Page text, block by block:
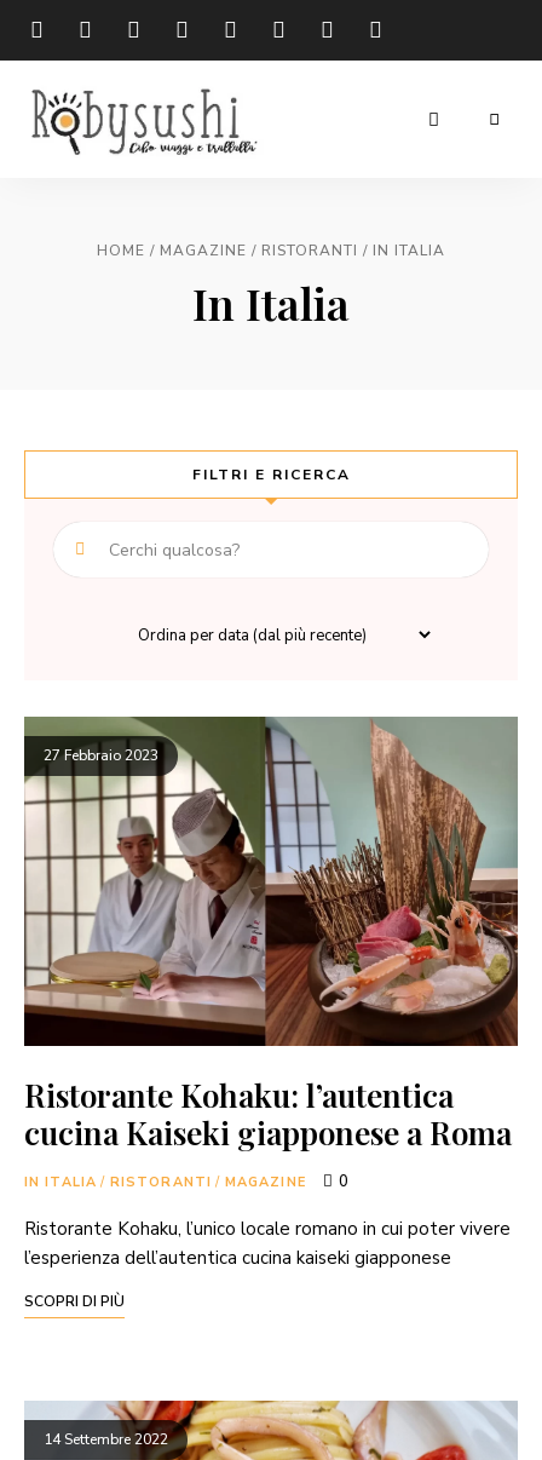
HOME / MAGAZINE / RISTORANTI / IN ITALIA
In Italia
FILTRI E RICERCA
27 Febbraio 2023
Ristorante Kohaku: l’autentica
cucina Kaiseki giapponese a Roma
IN ITALIA / RISTORANTI / MAGAZINE 0
Ristorante Kohaku, l’unico locale romano in cui poter vivere
l’esperienza dell’autentica cucina kaiseki giapponese
SCOPRI DI PIÙ
14 Settembre 2022